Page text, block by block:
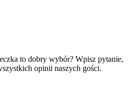
to dobry wybór? Wpisz pytanie,
opinii naszych gości.